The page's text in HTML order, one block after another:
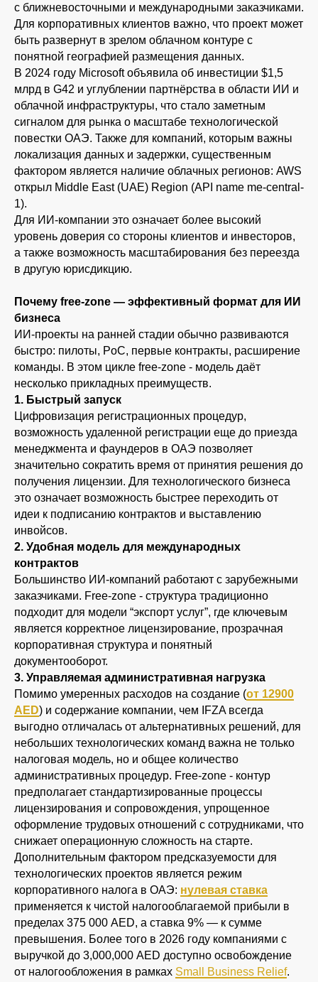
с ближневосточными и международными заказчиками.
Для корпоративных клиентов важно, что проект может
быть развернут в зрелом облачном контуре с
понятной географией размещения данных.
В 2024 году Microsoft объявила об инвестиции $1,5
млрд в G42 и углублении партнёрства в области ИИ и
облачной инфраструктуры, что стало заметным
сигналом для рынка о масштабе технологической
повестки ОАЭ. Также для компаний, которым важны
локализация данных и задержки, существенным
фактором является наличие облачных регионов: AWS
открыл Middle East (UAE) Region (API name me-central-
1).
Для ИИ-компании это означает более высокий
уровень доверия со стороны клиентов и инвесторов,
а также возможность масштабирования без переезда
в другую юрисдикцию.
Почему free-zone — эффективный формат для ИИ
бизнеса
ИИ-проекты на ранней стадии обычно развиваются
быстро: пилоты, PoC, первые контракты, расширение
команды. В этом цикле free-zone - модель даёт
несколько прикладных преимуществ.
1. Быстрый запуск
Цифровизация регистрационных процедур,
возможность удаленной регистрации еще до приезда
менеджмента и фаундеров в ОАЭ позволяет
значительно сократить время от принятия решения до
получения лицензии. Для технологического бизнеса
это означает возможность быстрее переходить от
идеи к подписанию контрактов и выставлению
инвойсов.
2. Удобная модель для международных
контрактов
Большинство ИИ-компаний работают с зарубежными
заказчиками. Free-zone - структура традиционно
подходит для модели “экспорт услуг”, где ключевым
является корректное лицензирование, прозрачная
корпоративная структура и понятный
документооборот.
3. Управляемая административная нагрузка
Помимо умеренных расходов на создание (от 12900
AED) и содержание компании, чем IFZA всегда
выгодно отличалась от альтернативных решений, для
небольших технологических команд важна не только
налоговая модель, но и общее количество
административных процедур. Free-zone - контур
предполагает стандартизированные процессы
лицензирования и сопровождения, упрощенное
оформление трудовых отношений с сотрудниками, что
снижает операционную сложность на старте.
Дополнительным фактором предсказуемости для
технологических проектов является режим
корпоративного налога в ОАЭ: нулевая ставка
применяется к чистой налогооблагаемой прибыли в
пределах 375 000 AED, а ставка 9% — к сумме
превышения. Более того в 2026 году компаниями с
выручкой до 3,000,000 AED доступно освобождение
от налогообложения в рамках Small Business Relief.